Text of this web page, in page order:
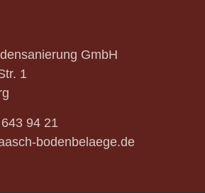
GmbH
1
94 21
bodenbelaege.de